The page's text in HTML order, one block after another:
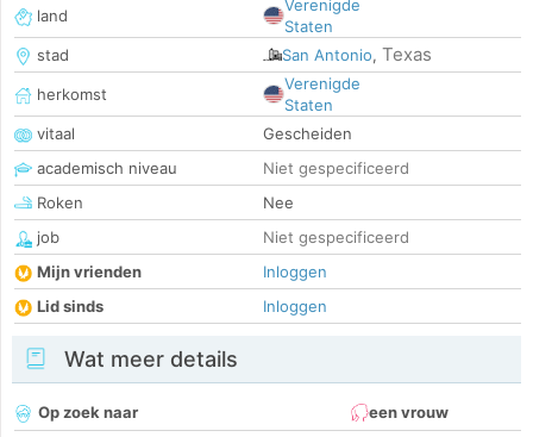
land
Verenigde
Staten
stad
San Antonio, Texas
herkomst
Verenigde
Staten
vitaal
Gescheiden
academisch niveau
Niet gespecificeerd
Roken
Nee
job
Niet gespecificeerd
Mijn vrienden
Inloggen
Lid sinds
Inloggen
Wat meer details
Op zoek naar
een vrouw